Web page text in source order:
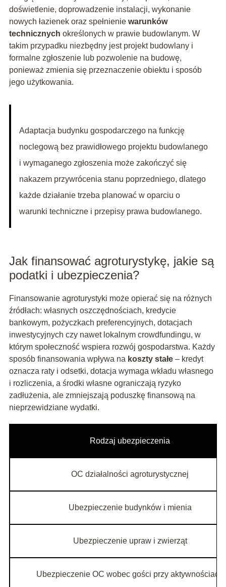
doświetlenie, doprowadzenie instalacji, wykonanie
nowych łazienek oraz spełnienie warunków
technicznych określonych w prawie budowlanym. W
takim przypadku niezbędny jest projekt budowlany i
formalne zgłoszenie lub pozwolenie na budowę,
ponieważ zmienia się przeznaczenie obiektu i sposób
jego użytkowania.
Adaptacja budynku gospodarczego na funkcję
noclegową bez prawidłowego projektu budowlanego
i wymaganego zgłoszenia może zakończyć się
nakazem przywrócenia stanu poprzedniego, dlatego
każde działanie trzeba planować w oparciu o
warunki techniczne i przepisy prawa budowlanego.
Jak finansować agroturystykę, jakie są
podatki i ubezpieczenia?
Finansowanie agroturystyki może opierać się na różnych
źródłach: własnych oszczędnościach, kredycie
bankowym, pożyczkach preferencyjnych, dotacjach
inwestycyjnych czy nawet lokalnym crowdfundingu, w
którym społeczność wspiera rozwój gospodarstwa. Każdy
sposób finansowania wpływa na koszty stałe– kredyt
oznacza raty i odsetki, dotacja wymaga wkładu własnego
i rozliczenia, a środki własne ograniczają ryzyko
zadłużenia, ale zmniejszają poduszkę finansową na
nieprzewidziane wydatki.
Rodzaj ubezpieczenia
OC działalności agroturystycznej
Ubezpieczenie budynków i mienia
Ubezpieczenie upraw i zwierząt
Ubezpieczenie OC wobec gości przy aktywnościach